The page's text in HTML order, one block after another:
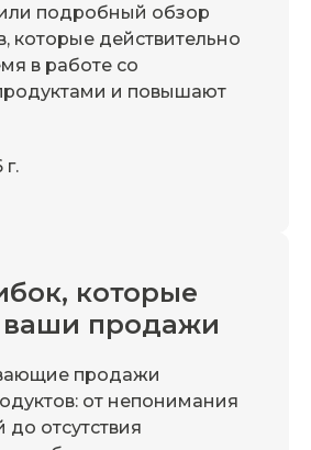
подробный обзор
которые действительно
в работе со
и повышают
которые
ваши продажи
продажи
от непонимания
до отсутствия